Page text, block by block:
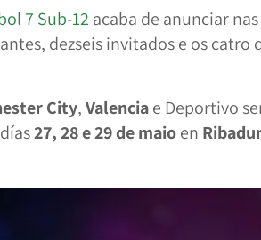
7 Sub-12 acaba de anunciar
dezseis invitados e os catro
City,Valenciae Deportivo
27, 28 e 29 de maioen